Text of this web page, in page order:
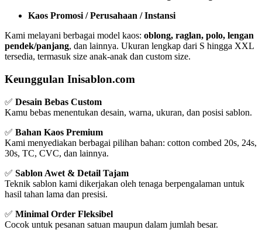
Kaos Promosi / Perusahaan / Instansi
Kami melayani berbagai model kaos: oblong, raglan, polo, lengan
pendek/panjang, dan lainnya. Ukuran lengkap dari S hingga XXL
tersedia, termasuk size anak-anak dan custom size.
Keunggulan Inisablon.com
✅ Desain Bebas Custom
Kamu bebas menentukan desain, warna, ukuran, dan posisi sablon.
✅ Bahan Kaos Premium
Kami menyediakan berbagai pilihan bahan: cotton combed 20s, 24s,
30s, TC, CVC, dan lainnya.
✅ Sablon Awet & Detail Tajam
Teknik sablon kami dikerjakan oleh tenaga berpengalaman untuk
hasil tahan lama dan presisi.
✅ Minimal Order Fleksibel
Cocok untuk pesanan satuan maupun dalam jumlah besar.